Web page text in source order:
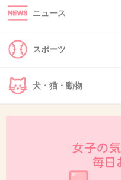
50. 匿名 2019/03/05(火) 17:45:50
髪型よりも眉毛だよ
二等辺三角形みたい
ニュース
スポーツ
犬・猫・動物